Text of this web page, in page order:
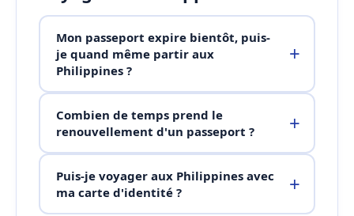
Mon passeport expire bientôt, puis-
je quand même partir aux
Philippines ?
Combien de temps prend le
renouvellement d'un passeport ?
Puis-je voyager aux Philippines avec
ma carte d'identité ?